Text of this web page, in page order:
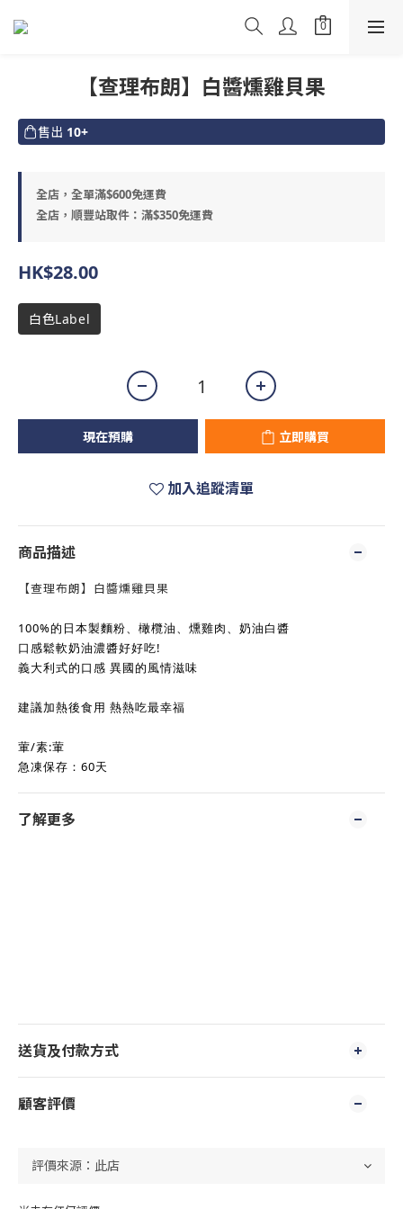
【查理布朗】白醬燻雞貝果
售出 10+
全店，全單滿$600免運費
全店，順豐站取件：滿$350免運費
HK$28.00
白色Label
現在預購 立即購買
加入追蹤清單
商品描述
【查理布朗】白醬燻雞貝果
100%的日本製麵粉、橄欖油、燻雞肉、奶油白醬
口感鬆軟奶油濃醬好好吃!
義大利式的口感 異國的風情滋味
建議加熱後食用 熱熱吃最幸福
葷/素:葷
急凍保存：60天
了解更多
送貨及付款方式
顧客評價